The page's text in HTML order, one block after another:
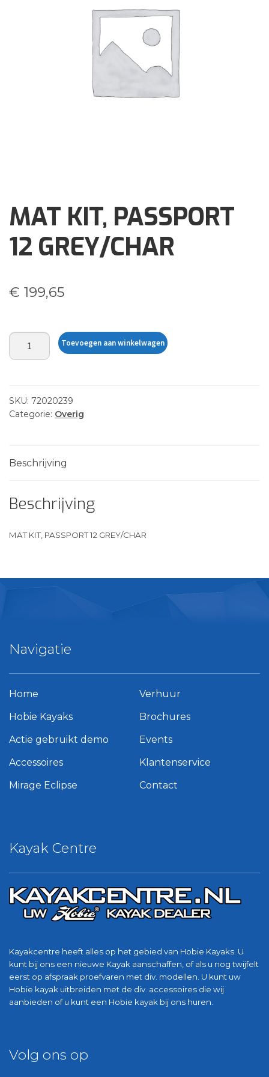
MAT KIT, PASSPORT
12 GREY/CHAR
€ 199,65
MAT
KIT,
GREY/CHAR
aantal
Toevoegen aan winkelwagen
SKU: 72020239
Categorie: Overig
Beschrijving
Beschrijving
MAT KIT, PASSPORT 12 GREY/CHAR
Kayak Centre
Kayakcentre heeft alles op het gebied van Hobie Kayaks. U
kunt bij ons een nieuwe Kayak aanschaffen, of als u nog twijfelt
eerst op afspraak proefvaren met div. modellen. U kunt uw
Hobie kayak uitbreiden met de div. accessoires die wij
aanbieden of u kunt een Hobie kayak bij ons huren.
Navigatie
Home
Hobie Kayaks
Actie gebruikt demo
Accessoires
Mirage Eclipse
Verhuur
Brochures
Events
Klantenservice
Contact
Volg ons op